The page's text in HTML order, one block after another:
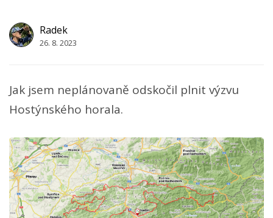
Radek
26. 8. 2023
Jak jsem neplánovaně odskočil plnit výzvu
Hostýnského horala.